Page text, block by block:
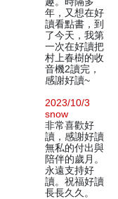
年，又想在好
讀看點書，到
了今天，我第
一次在好讀把
村上春樹的收
音機2讀完，
感謝好讀~
2023/10/3
snow
非常喜歡好
讀，感謝好讀
無私的付出與
陪伴的歲月。
永遠支持好
讀。祝福好讀
長長久久。